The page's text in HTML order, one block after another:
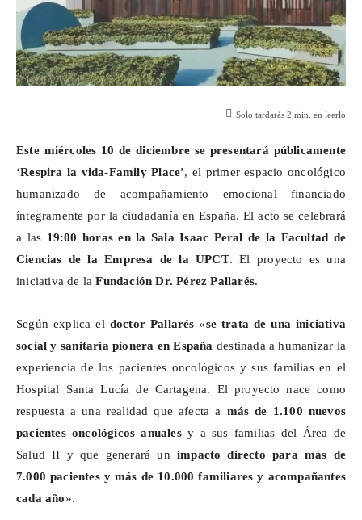
Solo tardarás 2 min. en leerlo
Este miércoles 10 de diciembre se presentará públicamente
‘Respira la vida-FamilyPlace’, el primer espacio oncológico
humanizado de acompañamiento emocional financiado
íntegramente por la ciudadanía en España. El acto se celebrará
a las 19:00 horas en la Sala Isaac Peral de la Facultad de
Ciencias de la Empresa de la UPCT. El proyecto es una
iniciativa de la Fundación Dr. Pérez Pallarés.
Según explica el doctor Pallarés «se trata de una iniciativa
social y sanitaria pionera en España destinada a humanizar la
experiencia de los pacientes oncológicos y sus familias en el
Hospital Santa Lucía de Cartagena. El proyecto nace como
respuesta a una realidad que afecta a más de 1.100 nuevos
pacientes oncológicos anualesy a sus familias del Área de
Salud II y que generará un impacto directo para más de
7.000 pacientes y más de 10.000 familiares y acompañantes
cada año».